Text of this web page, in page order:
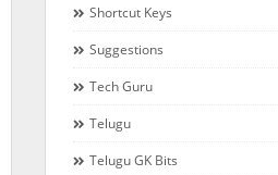
Shortcut Keys
Suggestions
Tech Guru
Telugu
Telugu GK Bits